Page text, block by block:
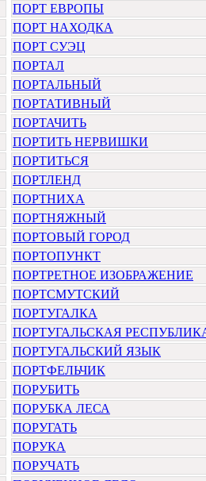
ПОРТ ЕВРОПЫ
ПОРТ НАХОДКА
ПОРТ СУЭЦ
ПОРТАЛ
ПОРТАЛЬНЫЙ
ПОРТАТИВНЫЙ
ПОРТАЧИТЬ
ПОРТИТЬ НЕРВИШКИ
ПОРТИТЬСЯ
ПОРТЛЕНД
ПОРТНИХА
ПОРТНЯЖНЫЙ
ПОРТОВЫЙ ГОРОД
ПОРТОПУНКТ
ПОРТРЕТНОЕ ИЗОБРАЖЕНИЕ
ПОРТСМУТСКИЙ
ПОРТУГАЛКА
ПОРТУГАЛЬСКАЯ
ПОРТУГАЛЬСКИЙ ЯЗЫК
ПОРТФЕЛЬЧИК
ПОРУБИТЬ
ПОРУБКА ЛЕСА
ПОРУГАТЬ
ПОРУКА
ПОРУЧАТЬ